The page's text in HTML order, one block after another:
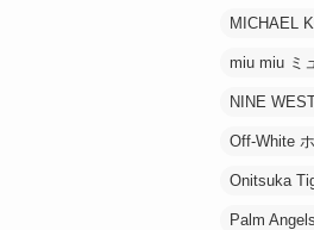
MICHAEL
miu miu ミ
NINE
Off-White
Onitsuka
Palm